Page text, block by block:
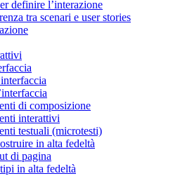
definire l’interazione
tra scenari e user stories
di composizione
interattivi
testuali (microtesti)
in alta fedeltà
di pagina
in alta fedeltà